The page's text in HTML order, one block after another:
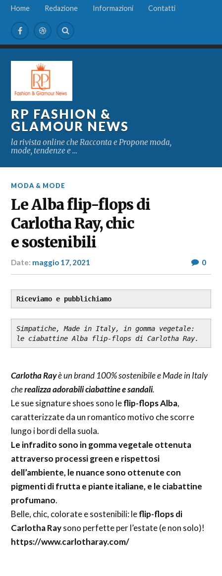
Home Redazione Informazioni Contatti
RP FASHION &
GLAMOUR NEWS
la rivista online che Racconta e Propone moda,
mode, tendenze e …
MODA & MODE
Le Alba flip-flops di
Carlotha Ray, chic
e sostenibili
Date: maggio 17, 2021
&
Glamour
News
0
Riceviamo e pubblichiamo
Simpatiche, Made in Italy, in gomma vegetale:
le ciabattine Alba flip-flops di Carlotha Ray.
Carlotha Rayè un brand 100% sostenibile e Made in Italy
cherealizza adorabili ciabattine e sandali.
Le sue signature shoes sono leflip-flops Alba,
caratterizzate da un romantico motivo che scorre
lungo i bordi della suola.
Le infradito sono in gomma vegetale ottenuta
attraverso processi green e rispettosi
dell’ambiente, le nuance sono ottenute con
pigmenti di frutta e piante italiane, e le ciabattine
profumano.
Belle, chic, colorate e sostenibili: leflip-flops di
Carlotha Raysono perfette per l’estate (e non solo)!
https://www.carlotharay.com/